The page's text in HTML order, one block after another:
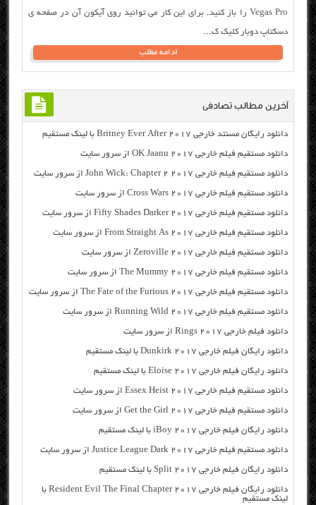
Vegas Pro را باز کنید. برای این کار می توانید روی آیکون آن در صفحه ی
دسکتاپ دوبار کلیک ک...
ادامه مطلب
آخرین مطالب تصادفی
دانلود رایگان مسنتد خارجی Britney Ever After 2017 با لینک مستقیم
دانلود مستقیم فیلم خارجی OK Jaanu 2017 از سرور سایت
دانلود مستقیم فیلم خارجی John Wick: Chapter 2 2017 از سرور سایت
دانلود مستقیم فیلم خارجی Cross Wars 2017 از سرور سایت
دانلود مستقیم فیلم خارجی Fifty Shades Darker 2017 از سرور سایت
دانلود مستقیم فیلم خارجی From Straight As 2017 از سرور سایت
دانلود مستقیم فیلم خارجی Zeroville 2017 از سرور سایت
دانلود مستقیم فیلم خارجی The Mummy 2017 از سرور سایت
دانلود مستقیم فیلم خارجی The Fate of the Furious 2017 از سرور سایت
دانلود مستقیم فیلم خارجی Running Wild 2017 از سرور سایت
دانلود فیلم خارجی Rings 2017 از سرور سایت
دانلود رایگان فیلم خارجی Dunkirk 2017 با لینک مستقیم
دانلود رایگان فیلم خارجی Eloise 2017 با لینک مستقیم
دانلود مستقیم فیلم خارجی Essex Heist 2017 از سرور سایت
دانلود مستقیم فیلم خارجی Get the Girl 2017 از سرور سایت
دانلود رایگان فیلم خارجی iBoy 2017 با لینک مستقیم
دانلود مستقیم فیلم خارجی Justice League Dark 2017 از سرور سایت
دانلود رایگان فیلم خارجی Split 2017 با لینک مستقیم
دانلود رایگان فیلم خارجی Resident Evil The Final Chapter 2017 با
لینک مستقیم